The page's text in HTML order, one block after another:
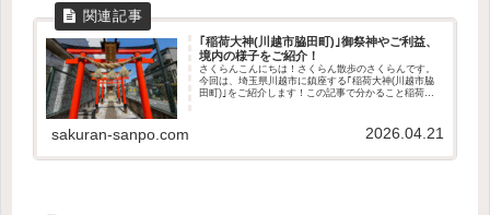
｢稲荷大神(川越市脇田町)｣御祭神やご利益、
境内の様子をご紹介！
さくらんこんにちは！さくらん散歩のさくらんです。
今回は、埼玉県川越市に鎮座する｢稲荷大神(川越市脇
田町)｣をご紹介します！この記事で分かること稲荷大
sakuran-sanpo.com 2026.04.21